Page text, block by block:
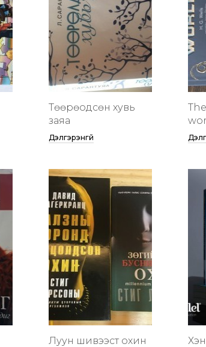
Төөрөодсөн хувь
заяа
Дэлгэрэнгүй
Луун шивээст охин Хэн